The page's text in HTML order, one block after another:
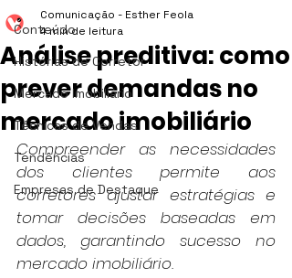
Conteúdo
Histórias de Corretor
Mercado Imobiliário
Técnicas de Vendas
Tendências
Empresas de Destaque
Análise preditiva: como
prever demandas no
mercado imobiliário
Comunicação - Esther Feola
4 min de leitura
Compreender as necessidades
dos clientes permite aos
corretores ajustar estratégias e
tomar decisões baseadas em
dados, garantindo sucesso no
mercado imobiliário.